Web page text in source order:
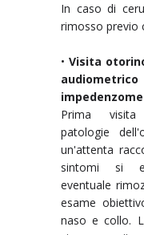
In caso di
rimosso previo
• Visita
Prima visita
patologie
un'attenta
sintomi si
eventuale
esame
naso e collo.